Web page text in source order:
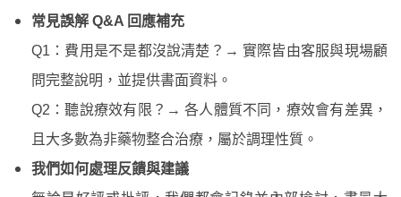
常見誤解 Q&A 回應補充
Q1 ：費用是不是都沒說清楚？→ 實際皆由客服與現場顧
問完整說明，並提供書面資料。
Q2 ：聽說療效有限？→ 各人體質不同，療效會有差異，
且大多數為非藥物整合治療，屬於調理性質。
我們如何處理反饋與建議